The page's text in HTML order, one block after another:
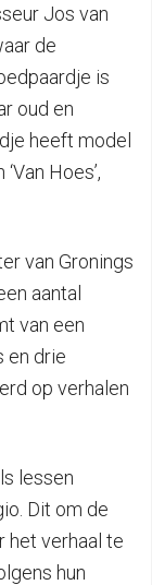
Jos van
de
is
oud en
heeft model
Hoes’,
van Gronings
aantal
van een
en drie
op verhalen
lessen
Dit om de
het verhaal te
hun